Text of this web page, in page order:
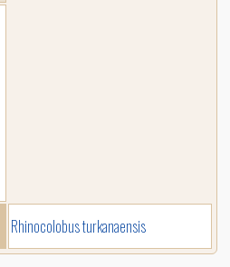
Rhinocolobus turkanaensis